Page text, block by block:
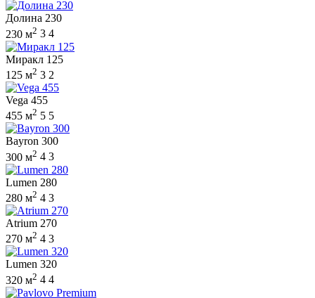
Долина 230
230 м2 3 4
Миракл 125
125 м2 3 2
Vega 455
455 м2 5 5
Bayron 300
300 м2 4 3
Lumen 280
280 м2 4 3
Atrium 270
270 м2 4 3
Lumen 320
320 м2 4 4